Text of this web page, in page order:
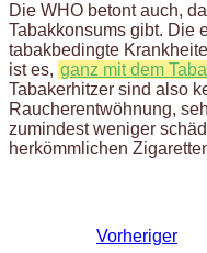
Die WHO betont auch,
Tabakkonsums gibt. Die
tabakbedingte
ist es, ganz mit dem
Tabakerhitzer sind also
Raucherentwöhnung,
zumindest weniger
herkömmlichen
Vorheriger